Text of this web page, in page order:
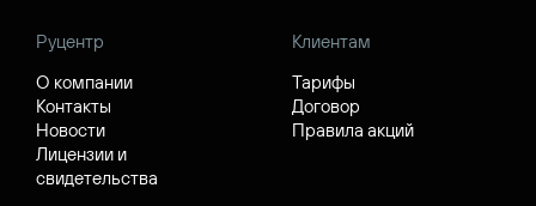
Руцентр
О компании
Контакты
Новости
Лицензии и
свидетельства
Клиентам
Тарифы
Договор
Правила акций